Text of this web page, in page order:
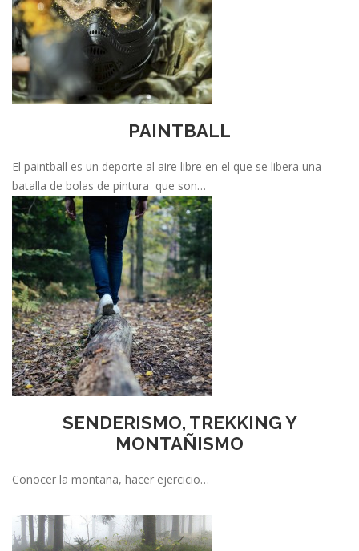
PAINTBALL
El paintball es un deporte al aire libre en el que se libera una
batalla de bolas de pintura que son…
SENDERISMO, TREKKING Y
MONTAÑISMO
Conocer la montaña, hacer ejercicio…